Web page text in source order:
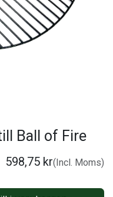
Ball of Fire
598,75 kr(Incl. Moms)